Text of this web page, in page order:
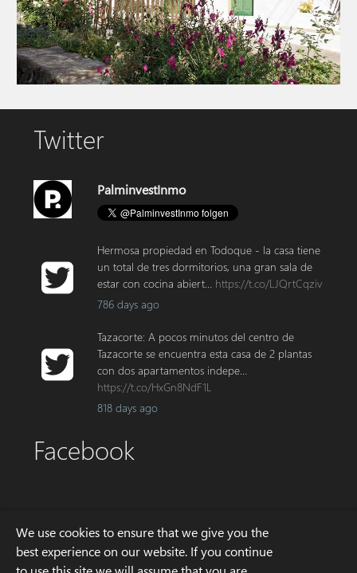
venkovský dum 3476 La Palma
Twitter
PalminvestInmo
Hermosa propiedad en Todoque - la casa tiene
un total de tres dormitorios, una gran sala de
estar con cocina abiert… https://t.co/LJQrtCqziv
786 days ago
Tazacorte: A pocos minutos del centro de
Tazacorte se encuentra esta casa de 2 plantas
con dos apartamentos indepe…
https://t.co/HxGn8NdF1L
818 days ago
Facebook
Adresa
We use cookies to ensure that we give you the
best experience on our website. If you continue